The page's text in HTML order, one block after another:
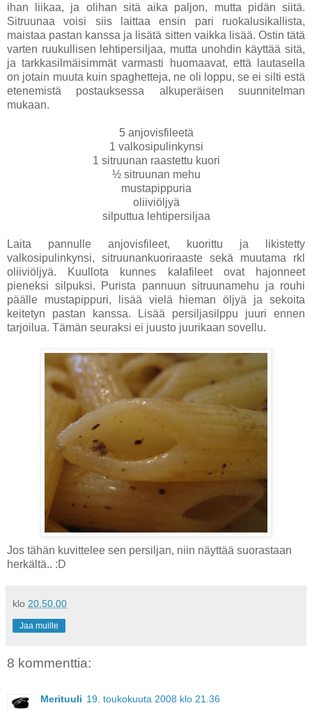
ihan liikaa, ja olihan sitä aika paljon, mutta pidän siitä.
Sitruunaa voisi siis laittaa ensin pari ruokalusikallista,
maistaa pastan kanssa ja lisätä sitten vaikka lisää. Ostin tätä
varten ruukullisen lehtipersiljaa, mutta unohdin käyttää sitä,
ja tarkkasilmäisimmät varmasti huomaavat, että lautasella
on jotain muuta kuin spaghetteja, ne oli loppu, se ei silti estä
etenemistä postauksessa alkuperäisen suunnitelman
mukaan.
5 anjovisfileetä
1 valkosipulinkynsi
1 sitruunan raastettu kuori
½ sitruunan mehu
mustapippuria
oliiviöljyä
silputtua lehtipersiljaa
Laita pannulle anjovisfileet, kuorittu ja likistetty
valkosipulinkynsi, sitruunankuoriraaste sekä muutama rkl
oliiviöljyä. Kuullota kunnes kalafileet ovat hajonneet
pieneksi silpuksi. Purista pannuun sitruunamehu ja rouhi
päälle mustapippuri, lisää vielä hieman öljyä ja sekoita
keitetyn pastan kanssa. Lisää persiljasilppu juuri ennen
tarjoilua. Tämän seuraksi ei juusto juurikaan sovellu.
Jos tähän kuvittelee sen persiljan, niin näyttää suorastaan
herkältä.. :D
klo 20.50.00
Jaa muille
8 kommenttia:
Merituuli 19. toukokuuta 2008 klo 21.36